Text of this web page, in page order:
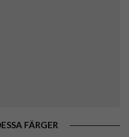
FÄRGER